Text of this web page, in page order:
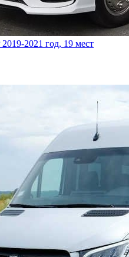
2019-2021 год, 19 мест